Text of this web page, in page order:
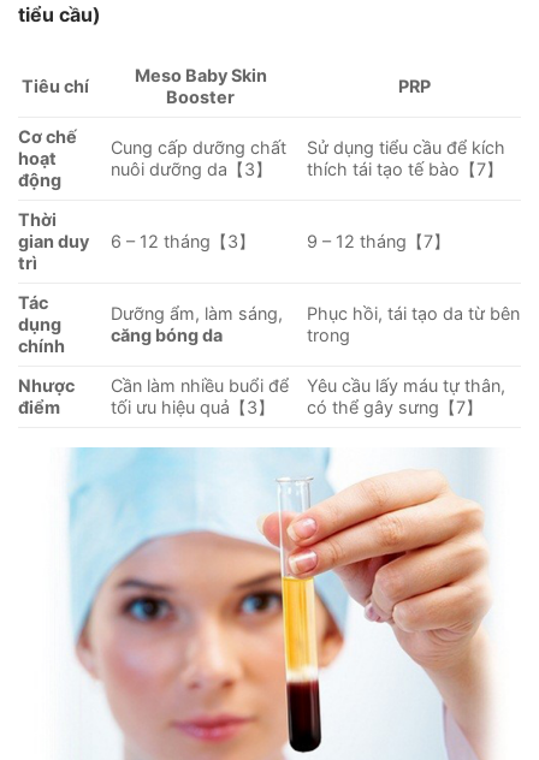
tiểu cầu)
Tiêu chí
Meso Baby Skin
Booster
PRP
Cơ chế
hoạt
động
Cung cấp dưỡng chất
nuôi dưỡng da【3】
Sử dụng tiểu cầu để kích
thích tái tạo tế bào【7】
Thời
gian duy
trì
6 – 12 tháng【3】 9 – 12 tháng【7】
Tác
dụng
chính
Dưỡng ẩm, làm sáng,
căng bóng da
Phục hồi, tái tạo da từ bên
trong
Nhược
điểm
Cần làm nhiều buổi để
tối ưu hiệu quả【3】
Yêu cầu lấy máu tự thân,
có thể gây sưng【7】